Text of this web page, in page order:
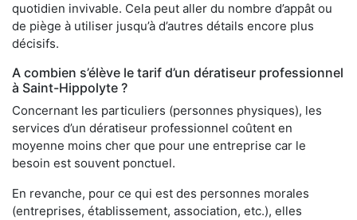
quotidien invivable. Cela peut aller du nombre d’appât ou
de piège à utiliser jusqu’à d’autres détails encore plus
décisifs.
A combien s’élève le tarif d’un dératiseur professionnel
à Saint-Hippolyte ?
Concernant les particuliers (personnes physiques), les
services d’un dératiseur professionnel coûtent en
moyenne moins cher que pour une entreprise car le
besoin est souvent ponctuel.
En revanche, pour ce qui est des personnes morales
(entreprises, établissement, association, etc.), elles